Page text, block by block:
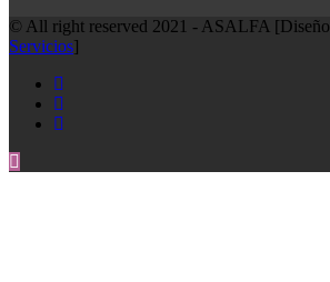
© All right reserved 2021 - ASALFA [Diseño
Servicios]